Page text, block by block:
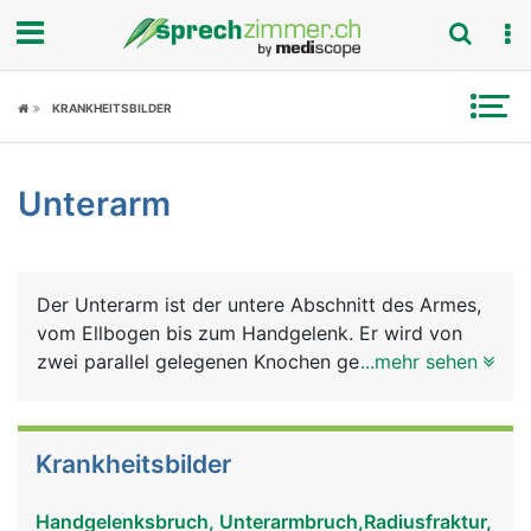
Fokus
Symptome
News
Rubriken
KRANKHEITSBILDER
Unterarm
Der Unterarm ist der untere Abschnitt des Armes,
vom Ellbogen bis zum Handgelenk. Er wird von
zwei parallel gelegenen Knochen gebildet - der
und Speiche. Zeigt die Handfläche nach oben,
...mehr sehen
Krankheitsbilder
Handgelenksbruch, Unterarmbruch,Radiusfraktur,